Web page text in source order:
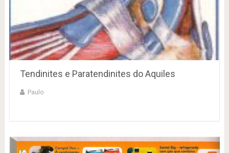
Tendinites e Paratendinites do Aquiles
Paulo